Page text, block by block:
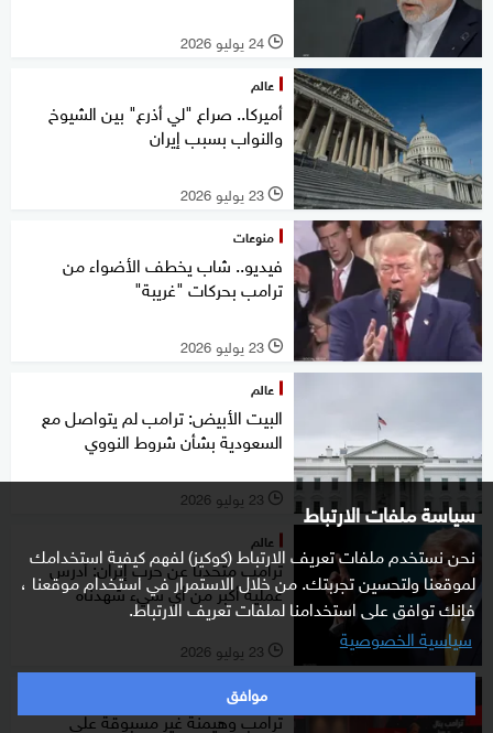
سياسة ملفات الارتباط
نحن نستخدم ملفات تعريف الارتباط (كوكيز) لفهم كيفية استخدامك
لموقعنا ولتحسين تجربتك. من خلال الاستمرار في استخدام موقعنا ،
فإنك توافق على استخدامنا لملفات تعريف الارتباط.
سياسية الخصوصية
موافق
l 24 يوليو 2026
عالم
أميركا.. صراع "لي أذرع" بين الشيوخ
والنواب بسبب إيران
l 23 يوليو 2026
منوعات
فيديو.. شاب يخطف الأضواء من
ترامب بحركات "غريبة"
l 23 يوليو 2026
عالم
البيت الأبيض: ترامب لم يتواصل مع
السعودية بشأن شروط النووي
l 23 يوليو 2026
عالم
ترامب متحدثا عن حرب إيران: أدرس
عملية أكبر من أي شيء شهدناه
l 23 يوليو 2026
ستوديوone مع فضيلة
ترامب وهيمنة غير مسبوقة على